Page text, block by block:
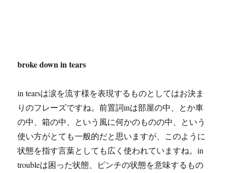
broke down in tears
in tearsは涙を流す様を表現するものとしてはお決ま
りのフレーズですね。前置詞inは部屋の中、とか車
の中、箱の中、という風に何かのものの中、という
使い方がとても一般的だと思いますが、このように
状態を指す言葉としても広く使われていますね。in
troubleは困った状態、ピンチの状態を意味するもの